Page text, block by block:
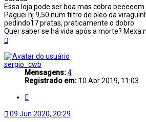
Essa loja pode ser boa mas cobra beeeeem
Paguei hj 9,50 num filtro de oleo da
pedindo17 pratas, praticamente o dobro.
Quer saber se há vida após a morte? Mexa
topo
sergio_cwb
Mensagens:4
Registrado em: 10 Abr 2019, 11:03
09 Jun 2020, 20:29